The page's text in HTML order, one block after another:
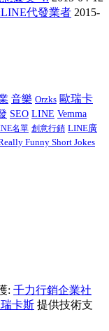
代發業者 2015-
音樂 Orzks 歐瑞卡
SEO LINE Vemma
名單 創意行銷 LINE廣
Funny Short Jokes
: 千力行銷企業社
卡斯 提供技術支